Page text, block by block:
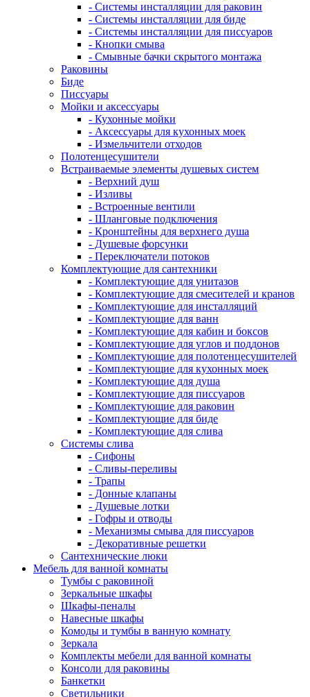
- Системы инсталляции для раковин
- Системы инсталляции для биде
- Системы инсталляции для писсуаров
- Кнопки смыва
- Смывные бачки скрытого монтажа
Раковины
Биде
Писсуары
Мойки и аксессуары
- Кухонные мойки
- Аксессуары для кухонных моек
- Измельчители отходов
Полотенцесушители
Встраиваемые элементы душевых систем
- Верхний душ
- Изливы
- Встроенные вентили
- Шланговые подключения
- Кронштейны для верхнего душа
- Душевые форсунки
- Переключатели потоков
Комплектующие для сантехники
- Комплектующие для унитазов
- Комплектующие для смесителей и кранов
- Комплектующие для инсталляций
- Комплектующие для ванн
- Комплектующие для кабин и боксов
- Комплектующие для углов и поддонов
- Комплектующие для полотенцесушителей
- Комплектующие для кухонных моек
- Комплектующие для душа
- Комплектующие для писсуаров
- Комплектующие для раковин
- Комплектующие для биде
- Комплектующие для слива
Системы слива
- Сифоны
- Сливы-переливы
- Трапы
- Донные клапаны
- Душевые лотки
- Гофры и отводы
- Механизмы смыва для писсуаров
- Декоративные решетки
Сантехнические люки
Мебель для ванной комнаты
Тумбы с раковиной
Зеркальные шкафы
Шкафы-пеналы
Навесные шкафы
Комоды и тумбы в ванную комнату
Зеркала
Комплекты мебели для ванной комнаты
Консоли для раковины
Банкетки
Светильники